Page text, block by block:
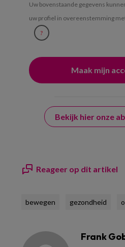
Uw bovenstaande gegevens
uw profiel in overeenstemming
?
Bekijk hier onze
Reageer op dit artikel
bewegen gezondheid
Frank